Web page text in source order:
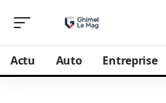
Actu Auto Entreprise